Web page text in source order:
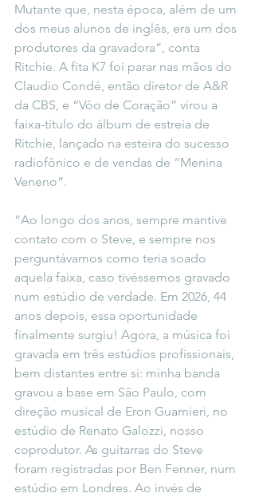
Mutante que, nesta época, além de um
dos meus alunos de inglês, era um dos
produtores da gravadora”, conta
Ritchie. A fita K7 foi parar nas mãos do
Claudio Condé, então diretor de A&R
da CBS, e “Vôo de Coração” virou a
faixa-título do álbum de estreia de
Ritchie, lançado na esteira do sucesso
radiofônico e de vendas de “Menina
Veneno”.
“Ao longo dos anos, sempre mantive
contato com o Steve, e sempre nos
perguntávamos como teria soado
aquela faixa, caso tivéssemos gravado
num estúdio de verdade. Em 2026, 44
anos depois, essa oportunidade
finalmente surgiu! Agora, a música foi
gravada em três estúdios profissionais,
bem distantes entre si: minha banda
gravou a base em São Paulo, com
direção musical de Eron Guarnieri, no
estúdio de Renato Galozzi, nosso
coprodutor. As guitarras do Steve
foram registradas por Ben Fenner, num
estúdio em Londres. Ao invés de